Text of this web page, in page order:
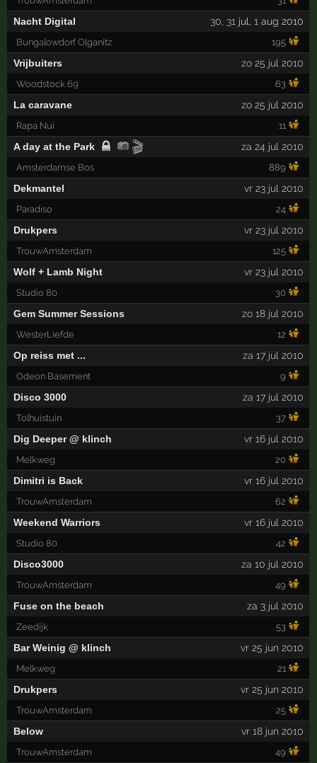
Nacht Digital 30, 31jul, 1aug 2010
Bungalowdorf Olganitz 195
Vrijbuiters zo 25 jul 2010
Woodstock 69 63
La caravane zo 25 jul 2010
Rapa Nui 11
A day at the Park 🎬 za 24 jul 2010
Amsterdamse Bos 889
Dekmantel vr 23 jul 2010
Paradiso 24
Drukpers vr 23 jul 2010
TrouwAmsterdam 125
Wolf + Lamb Night vr 23 jul 2010
Studio 80 30
Gem Summer Sessions zo 18 jul 2010
WesterLiefde 12
Op reiss met ... za 17 jul 2010
Odeon Basement 9
Disco 3000 za 17 jul 2010
Tolhuistuin 37
Dig Deeper @ klinch vr 16 jul 2010
Melkweg 20
Dimitri is Back vr 16 jul 2010
TrouwAmsterdam 62
Weekend Warriors vr 16 jul 2010
Studio 80 42
Disco3000 za 10 jul 2010
TrouwAmsterdam 49
Fuse on the beach za 3 jul 2010
Zeedijk 53
Bar Weinig @ klinch vr 25 jun 2010
Melkweg 21
Drukpers vr 25 jun 2010
TrouwAmsterdam 25
Below vr 18 jun 2010
TrouwAmsterdam 49